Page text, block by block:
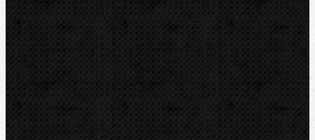
Klimatizační technika
Vysoušení, odvlhčování
Zmrazovací zařízení